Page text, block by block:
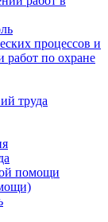
процессов и
работ по охране
труда
помощи